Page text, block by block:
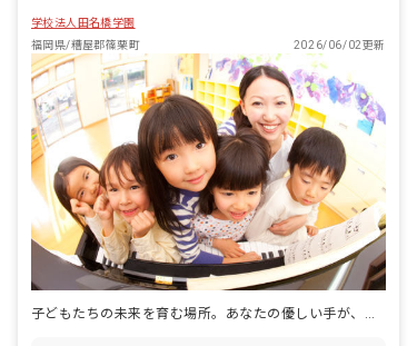
学校法人田名橋学園
福岡県/糟屋郡篠栗町
2026/06/02更新
子どもたちの未来を育む場所。あなたの優しい手が、きっと力になる。